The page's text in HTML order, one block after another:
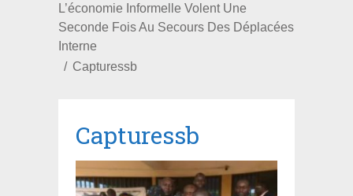
L’économie Informelle Volent Une
Seconde Fois Au Secours Des Déplacées
Interne
Capturessb
Capturessb